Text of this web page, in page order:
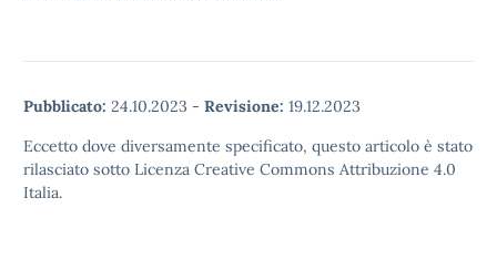
Pubblicato: 24.10.2023 - Revisione: 19.12.2023
Eccetto dove diversamente specificato, questo articolo è stato
rilasciato sotto Licenza Creative Commons Attribuzione 4.0
Italia.